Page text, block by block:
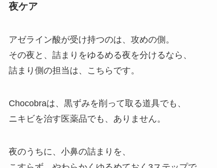
夜ケア
アゼライン酸が受け持つのは、攻めの側。
その夜と、詰まりをゆるめる夜を分けるなら、
詰まり側の担当は、こちらです。
Chocobraは、黒ずみを削って取る道具でも、
ニキビを治す医薬品でも、ありません。
夜のうちに、小鼻の詰まりを、